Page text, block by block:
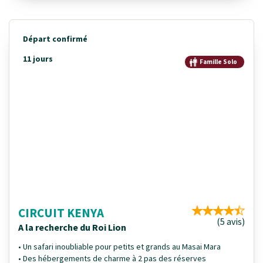
Départ confirmé
11 jours
Famille Solo
CIRCUIT KENYA
A la recherche du Roi Lion (5 avis)
• Un safari inoubliable pour petits et grands au Masai Mara
• Des hébergements de charme à 2 pas des réserves